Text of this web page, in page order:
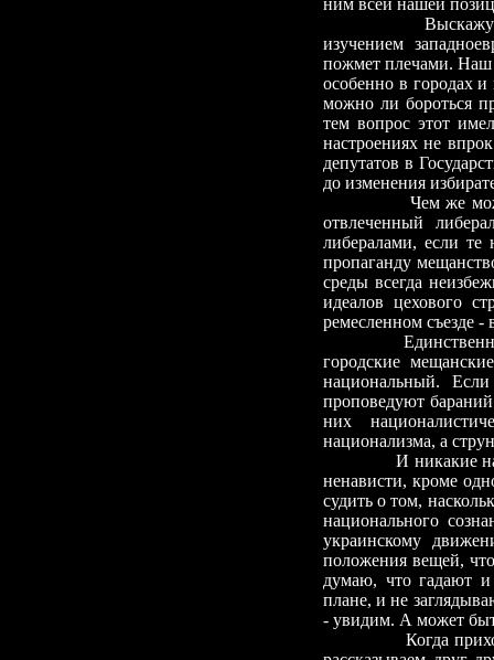
ним всей нашей
Выскажу
изучением
пожмет плечами. Наш
особенно в городах
можно ли бороться
тем вопрос этот
настроениях не
депутатов в
до изменения
Чем же
отвлеченный
либералами, если те
пропаганду
среды всегда
идеалов цехового
ремесленном съезде -
городские
национальный.
проповедуют
них
национализма, а
И никакие
ненависти, кроме
судить о том,
национального
украинскому
положения вещей,
думаю, что гадают и
плане, и не
- увидим. А может
Когда